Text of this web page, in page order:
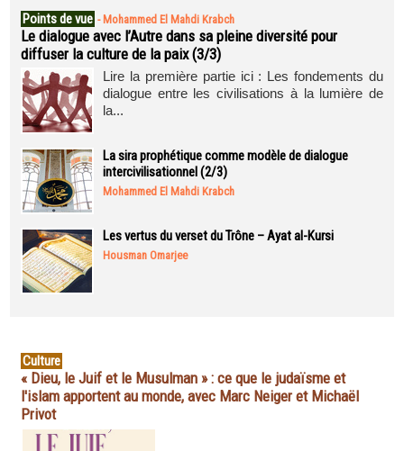
Points de vue - Mohammed El Mahdi Krabch
Le dialogue avec l’Autre dans sa pleine diversité pour
diffuser la culture de la paix (3/3)
Lire la première partie ici : Les fondements du
dialogue entre les civilisations à la lumière de
la...
La sira prophétique comme modèle de dialogue
intercivilisationnel (2/3)
Mohammed El Mahdi Krabch
Les vertus du verset du Trône – Ayat al-Kursi
Housman Omarjee
Culture
« Dieu, le Juif et le Musulman » : ce que le judaïsme et
l'islam apportent au monde, avec Marc Neiger et Michaël
Privot